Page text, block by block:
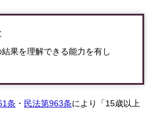
果を理解できる能力を有し
条 ・ 民法第963条により「15歳以上